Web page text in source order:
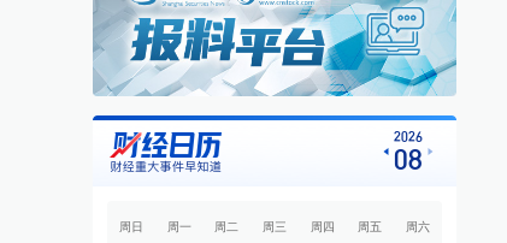
8
专题·板块异动 | 煤炭板块大幅上涨 昊华能
源等多股涨停
9
专题·国际晨讯 | 闪迪、西部数据美股盘后大
跌 黄金强势反弹
10 开盘必读 2026
08
周日 周一 周二 周三 周四 周五 周六